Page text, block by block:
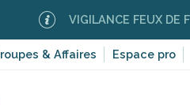
& Affaires Espace pro
VIGILANCE FEUX DE